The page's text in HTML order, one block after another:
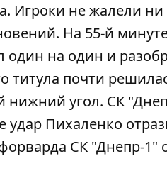
Игроки не жалели ни
На 55-й
на один и
титула почти
нижний угол. СК
удар Пихаленко
СК "Днепр-1"